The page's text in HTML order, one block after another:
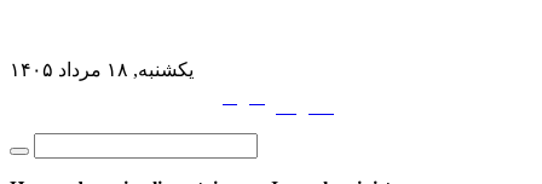
یکشنبه, ۱۸ مرداد ۱۴۰۵